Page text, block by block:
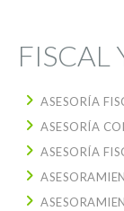
FISCAL
ASESORÍA
ASESORÍA
ASESORÍA